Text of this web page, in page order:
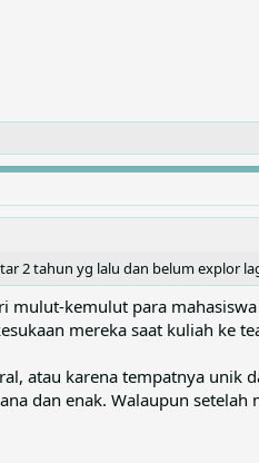
2 tahun yg lalu dan belum explor
mulut-kemulut para
mereka saat kuliah ke
atau karena tempatnya unik
dan enak. Walaupun setelah